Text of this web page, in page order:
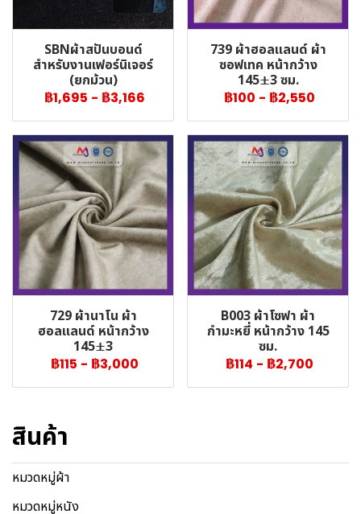
SBNผ้าสปันบอนด์
สำหรับงานเฟอร์นิเจอร์
(ยกม้วน)
฿1,695 - ฿3,166
739 ผ้าฮอลแลนด์ ผ้า
ซอฟเทค หน้ากว้าง
145±3 ซม.
฿100 - ฿2,550
729 ผ้านาโน ผ้า
ฮอลแลนด์ หน้ากว้าง
145±3
฿115 - ฿3,000
B003 ผ้าโซฟา ผ้า
กำมะหยี่ หน้ากว้าง 145
ซม.
฿114 - ฿2,700
สินค้า
หมวดหมู่ผ้า
หมวดหมู่หนัง